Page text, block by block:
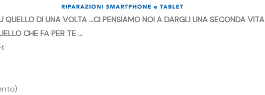
QUELLO DI UNA VOLTA …CI PENSIAMO NOI A DARGLI UNA SECONDA VITA
CHE FA PER TE …